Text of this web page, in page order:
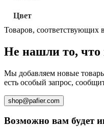
Цвет
Товаров, соответствующих
Не нашли то, что
Мы добавляем новые
есть особый запрос,
shop@pafier.com
Возможно вам будет